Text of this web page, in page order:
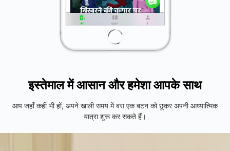
इस्तेमाल में आसान और हमेशा आपके साथ
आप जहाँ कहीं भी हों, अपने खाली समय में बस एक बटन को छूकर अपनी आध्यात्मिक
यात्रा शुरू कर सकते हैं।